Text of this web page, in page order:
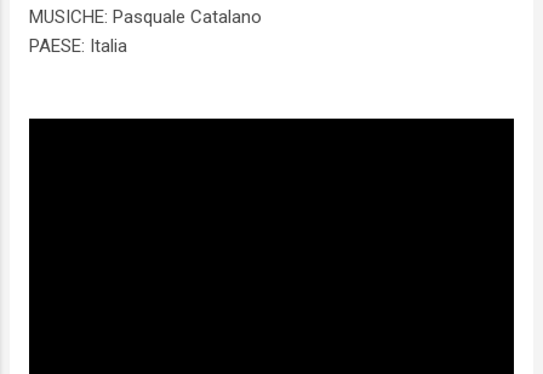
MUSICHE: Pasquale Catalano
PAESE: Italia